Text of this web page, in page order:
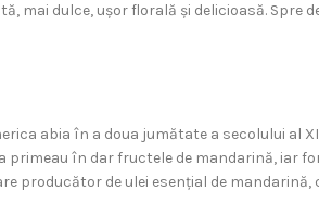
mai dulce, ușor florală și delicioasă. Spre
abia în a doua jumătate a secolului al
primeau în dar fructele de mandarină, iar
producător de ulei esențial de